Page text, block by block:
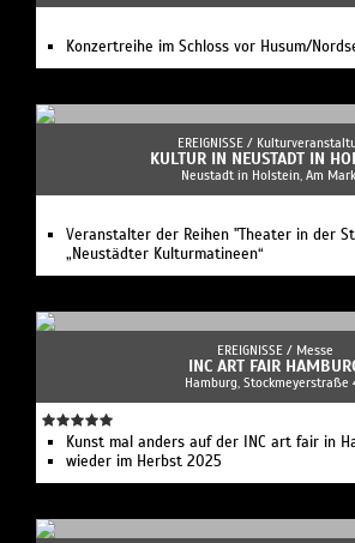
Konzertreihe im Schloss vor Husum/
EREIGNISSE /
KULTUR IN NEUSTADT IN
Neustadt in Holstein, Am
Veranstalter der Reihen "Theater in der
„Neustädter Kulturmatineen“
EREIGNISSE / Messe
INC ART FAIR
Hamburg, Stockmeyerstraße
Kunst mal anders auf der INC art fair in
wieder im Herbst 2025